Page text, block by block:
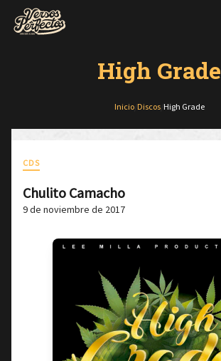
High Grade
Inicio/ Discos/ High Grade
CDS
Chulito Camacho
9 de noviembre de 2017